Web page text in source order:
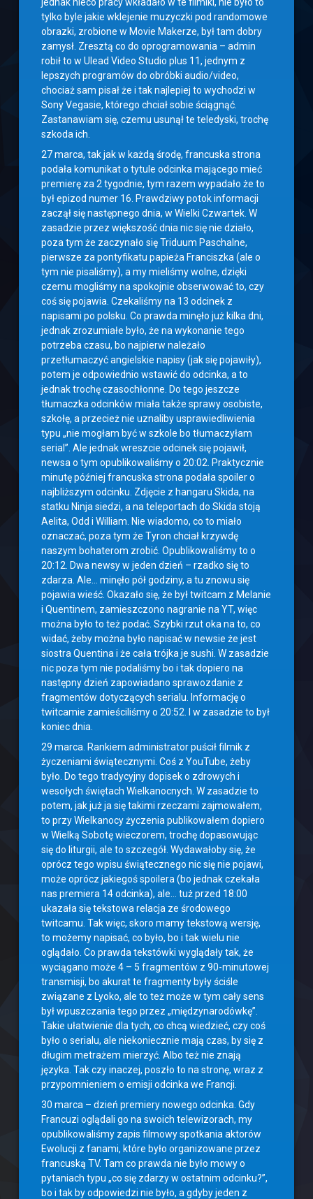
tylko byle jakie wklejenie muzyczki pod randomowe
obrazki, zrobione w Movie Makerze, był tam dobry
zamysł. Zresztą co do oprogramowania – admin
robił to w Ulead Video Studio plus 11, jednym z
lepszych programów do obróbki audio/video,
chociaż sam pisał że i tak najlepiej to wychodzi w
Sony Vegasie, którego chciał sobie ściągnąć.
Zastanawiam się, czemu usunął te teledyski, trochę
szkoda ich.
27 marca, tak jak w każdą środę, francuska strona
podała komunikat o tytule odcinka mającego mieć
premierę za 2 tygodnie, tym razem wypadało że to
był epizod numer 16. Prawdziwy potok informacji
zaczął się następnego dnia, w Wielki Czwartek. W
zasadzie przez większość dnia nic się nie działo,
poza tym że zaczynało się Triduum Paschalne,
pierwsze za pontyfikatu papieża Franciszka (ale o
tym nie pisaliśmy), a my mieliśmy wolne, dzięki
czemu mogliśmy na spokojnie obserwować to, czy
coś się pojawia. Czekaliśmy na 13 odcinek z
napisami po polsku. Co prawda minęło już kilka dni,
jednak zrozumiałe było, że na wykonanie tego
potrzeba czasu, bo najpierw należało
przetłumaczyć angielskie napisy (jak się pojawiły),
potem je odpowiednio wstawić do odcinka, a to
jednak trochę czasochłonne. Do tego jeszcze
tłumaczka odcinków miała także sprawy osobiste,
szkołę, a przecież nie uznaliby usprawiedliwienia
typu „nie mogłam być w szkole bo tłumaczyłam
serial”. Ale jednak wreszcie odcinek się pojawił,
newsa o tym opublikowaliśmy o 20:02. Praktycznie
minutę później francuska strona podała spoiler o
najbliższym odcinku. Zdjęcie z hangaru Skida, na
statku Ninja siedzi, a na teleportach do Skida stoją
Aelita, Odd i William. Nie wiadomo, co to miało
oznaczać, poza tym że Tyron chciał krzywdę
naszym bohaterom zrobić. Opublikowaliśmy to o
20:12. Dwa newsy w jeden dzień – rzadko się to
zdarza. Ale… minęło pół godziny, a tu znowu się
pojawia wieść. Okazało się, że był twitcam z Melanie
i Quentinem, zamieszczono nagranie na YT, więc
można było to też podać. Szybki rzut oka na to, co
widać, żeby można było napisać w newsie że jest
siostra Quentina i że cała trójka je sushi. W zasadzie
nic poza tym nie podaliśmy bo i tak dopiero na
następny dzień zapowiadano sprawozdanie z
fragmentów dotyczących serialu. Informację o
twitcamie zamieściliśmy o 20:52. I w zasadzie to był
koniec dnia.
29 marca. Rankiem administrator puścił filmik z
życzeniami świątecznymi. Coś z YouTube, żeby
było. Do tego tradycyjny dopisek o zdrowych i
wesołych świętach Wielkanocnych. W zasadzie to
potem, jak już ja się takimi rzeczami zajmowałem,
to przy Wielkanocy życzenia publikowałem dopiero
w Wielką Sobotę wieczorem, trochę dopasowując
się do liturgii, ale to szczegół. Wydawałoby się, że
oprócz tego wpisu świątecznego nic się nie pojawi,
może oprócz jakiegoś spoilera (bo jednak czekała
nas premiera 14 odcinka), ale… tuż przed 18:00
ukazała się tekstowa relacja ze środowego
twitcamu. Tak więc, skoro mamy tekstową wersję,
to możemy napisać, co było, bo i tak wielu nie
oglądało. Co prawda tekstówki wyglądały tak, że
wyciągano może 4 – 5 fragmentów z 90-minutowej
transmisji, bo akurat te fragmenty były ściśle
związane z Lyoko, ale to też może w tym cały sens
był wpuszczania tego przez „międzynarodówkę”.
Takie ułatwienie dla tych, co chcą wiedzieć, czy coś
było o serialu, ale niekoniecznie mają czas, by się z
długim metrażem mierzyć. Albo też nie znają
języka. Tak czy inaczej, poszło to na stronę, wraz z
przypomnieniem o emisji odcinka we Francji.
30 marca – dzień premiery nowego odcinka. Gdy
Francuzi oglądali go na swoich telewizorach, my
opublikowaliśmy zapis filmowy spotkania aktorów
Ewolucji z fanami, które było organizowane przez
francuską TV. Tam co prawda nie było mowy o
pytaniach typu „co się zdarzy w ostatnim odcinku?”,
bo i tak by odpowiedzi nie było, a gdyby jeden z